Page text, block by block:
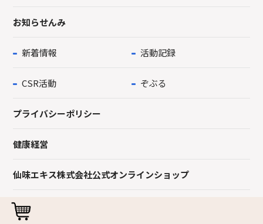
お知らせんみ
新着情報 活動記録
CSR活動 ぞぶる
プライバシーポリシー
健康経営
仙味エキス株式会社公式オンラインショップ